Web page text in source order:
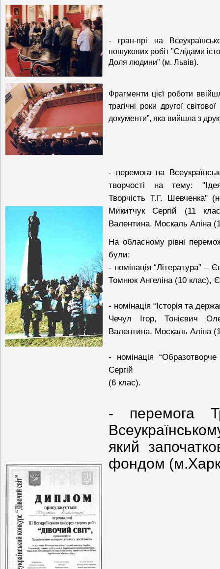
- гран-прі на
пошукових робіт "Слідами
Доля людини" (м. Львів).
Фрагменти цієї роботи
трагічні роки другої
документи”, яка вийшла з
- перемога на
творчості на тему:
Творчість Т.Г. Шевченка"
Микитчук Сергій (11
Валентина, Москаль Аліна
На обласному рівні
були:
- номінація “Література” –
Томнюк Ангеліна (10 клас),
- номінація “Історія та
Чечул Ігор, Тонієвич
Валентина, Москаль Аліна
- номінація
Сергій
(6 клас).
- перемога
який
фондом